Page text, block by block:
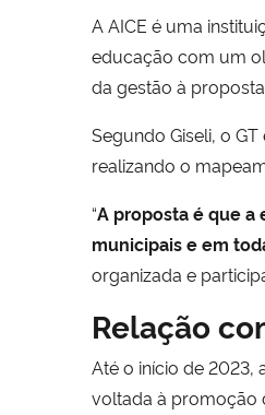
A AICE é uma
educação com um
da gestão à
Segundo Giseli, o
realizando o
“A proposta é que a
municipais e em
organizada e
Relação
Até o início de 2023,
voltada à promoção